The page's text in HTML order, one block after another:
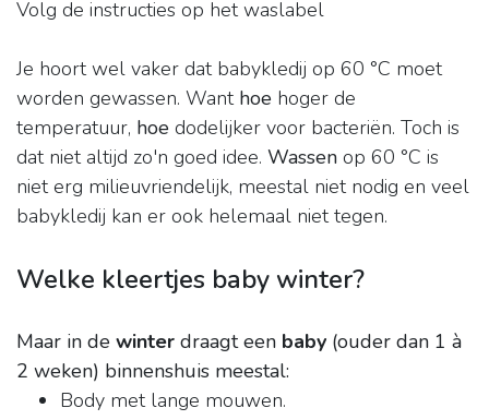
Volg de instructies op het waslabel
Je hoort wel vaker dat babykledij op 60 °C moet
worden gewassen. Want hoe hoger de
temperatuur, hoe dodelijker voor bacteriën. Toch is
dat niet altijd zo'n goed idee. Wassen op 60 °C is
niet erg milieuvriendelijk, meestal niet nodig en veel
babykledij kan er ook helemaal niet tegen.
Welke kleertjes baby winter?
Maar in de winter draagt een baby (ouder dan 1 à
2 weken) binnenshuis meestal:
Body met lange mouwen.